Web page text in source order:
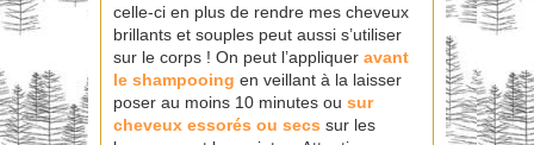
celle-ci en plus de rendre mes cheveux
brillants et souples peut aussi s’utiliser
sur le corps ! On peut l’appliquer avant
le shampooing en veillant à la laisser
poser au moins 10 minutes ou sur
cheveux essorés ou secs sur les